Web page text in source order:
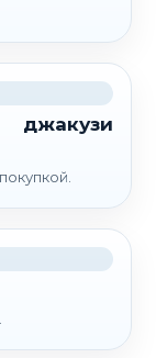
джакузи